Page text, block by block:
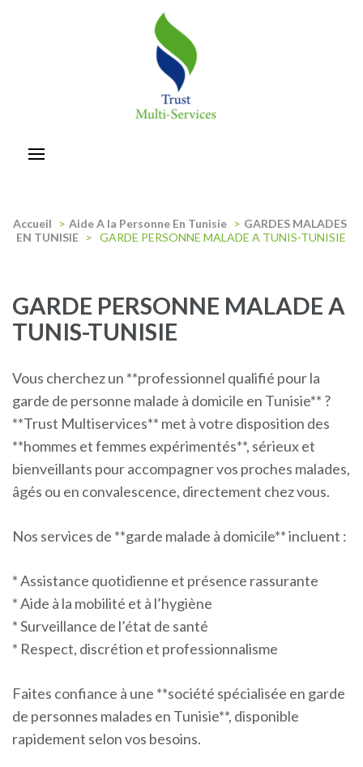
Accueil > Aide A la Personne En Tunisie > GARDES MALADES
EN TUNISIE > GARDE PERSONNE MALADE A TUNIS-TUNISIE
GARDE PERSONNE MALADE A
TUNIS-TUNISIE
Vous cherchez un **professionnel qualifié pour la
garde de personne malade à domicile en Tunisie** ?
**Trust Multiservices** met à votre disposition des
**hommes et femmes expérimentés**, sérieux et
bienveillants pour accompagner vos proches malades,
âgés ou en convalescence, directement chez vous.
Nos services de **garde malade à domicile** incluent :
* Assistance quotidienne et présence rassurante
* Aide à la mobilité et à l’hygiène
* Surveillance de l’état de santé
* Respect, discrétion et professionnalisme
Faites confiance à une **société spécialisée en garde
de personnes malades en Tunisie**, disponible
rapidement selon vos besoins.